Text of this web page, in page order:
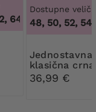
58, 60/62
64, 50, 52, 54, 58,
Dostupne
46, 48, 50, 52, 54,
Jednostavna
klasična crna
suknja
36,99 €